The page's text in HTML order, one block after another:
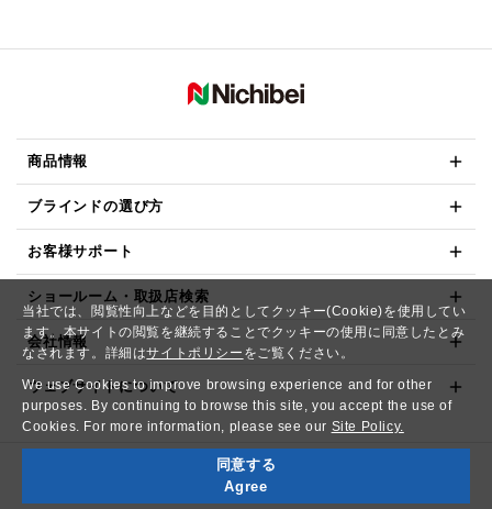
当社では、閲覧性向上などを目的としてクッキー(Cookie)を使用してい
ます。本サイトの閲覧を継続することでクッキーの使用に同意したとみ
なされます。詳細はサイトポリシー をご覧ください。
We use Cookies to improve browsing experience and for other
purposes. By continuing to browse this site, you accept the use of
Cookies. For more information, please see our Site Policy.
同意する
Agree
商品情報
ブラインドの選び方
お客様サポート
ショールーム・取扱店検索
会社情報
ウェブサイトについて
Copyright© NICHIBEI CO.,LTD. All Rights Reserved.